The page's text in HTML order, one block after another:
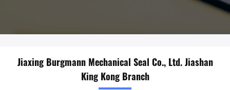
Jiaxing Burgmann Mechanical Seal Co., Ltd. Jiashan
King Kong Branch